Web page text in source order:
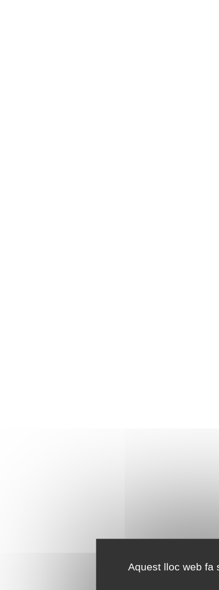
Aquest lloc web fa